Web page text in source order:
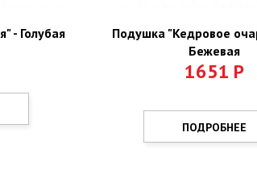
- Голубая
Подушка "Кедровое
Бежевая
1651 Р
ПОДРОБНЕЕ